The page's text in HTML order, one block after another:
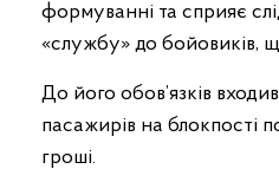
формуванні та сприяє
«службу» до бойовиків,
До його обов’язків
пасажирів на блокпості
гроші.